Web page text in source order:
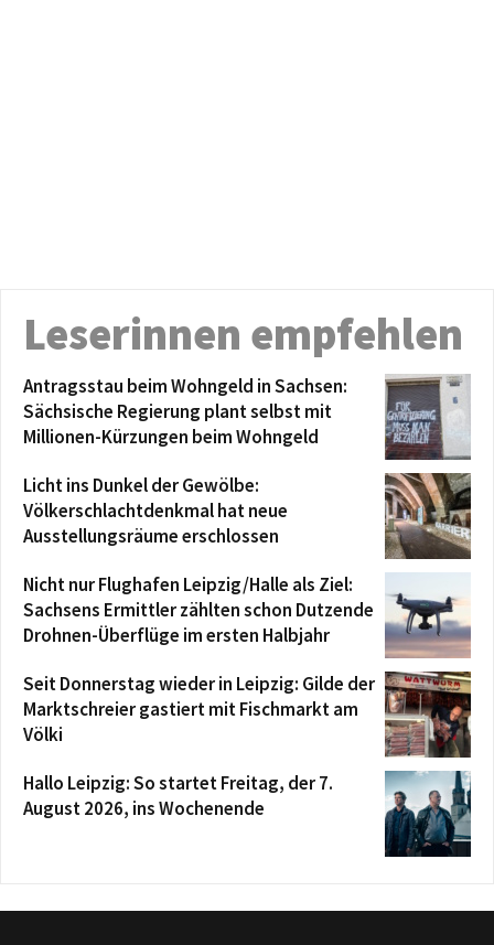
Leserinnen empfehlen
Antragsstau beim Wohngeld in Sachsen:
Sächsische Regierung plant selbst mit
Millionen-Kürzungen beim Wohngeld
Licht ins Dunkel der Gewölbe:
Völkerschlachtdenkmal hat neue
Ausstellungsräume erschlossen
Nicht nur Flughafen Leipzig/Halle als Ziel:
Sachsens Ermittler zählten schon Dutzende
Drohnen-Überflüge im ersten Halbjahr
Seit Donnerstag wieder in Leipzig: Gilde der
Marktschreier gastiert mit Fischmarkt am
Völki
Hallo Leipzig: So startet Freitag, der 7.
August 2026, ins Wochenende